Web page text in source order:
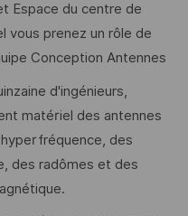
Espace du centre de
vous prenez un rôle de
Conception Antennes
d'ingénieurs,
matériel des antennes
des
des radômes et des